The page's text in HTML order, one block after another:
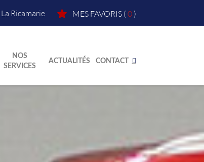
La Ricamarie MES FAVORIS( 0)
NOS
SERVICES
ACTUALITÉS CONTACT